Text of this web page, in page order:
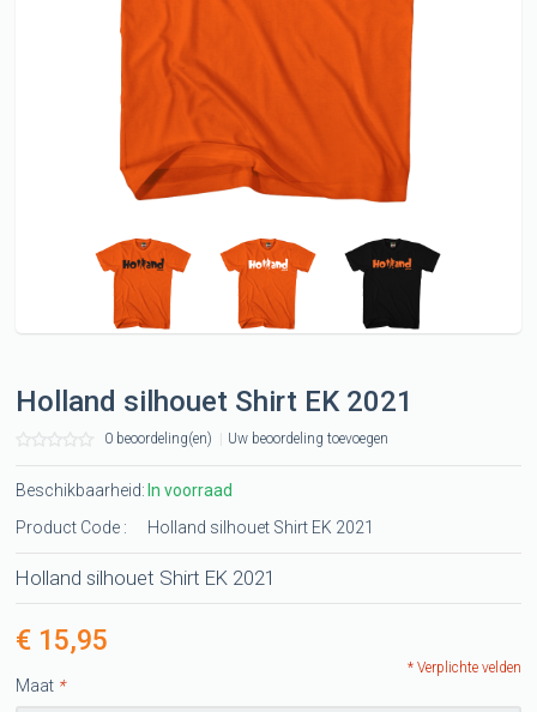
Holland silhouet Shirt EK 2021
0 beoordeling(en) Uw beoordeling toevoegen
Beschikbaarheid: In voorraad
Product Code :
Holland silhouet Shirt EK 2021
Holland silhouet Shirt EK 2021
€ 15,95
*
Maat
* Verplichte velden